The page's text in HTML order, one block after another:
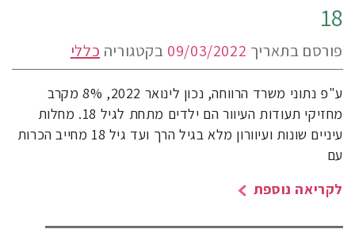
18
פורסם בתאריך 09/03/2022 בקטגוריה כללי
ע"פ נתוני משרד הרווחה, נכון לינואר 2022, 8% מקרב
מחזיקי תעודות העיוור הם ילדים מתחת לגיל 18. מחלות
עיניים שונות ועיוורון מלא בגיל הרך ועד גיל 18 מחייב הכרות
עם
לקריאה נוספת